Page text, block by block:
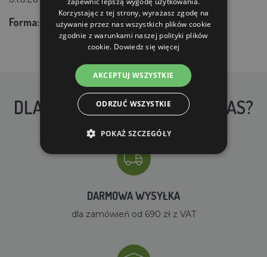
Forma: granulki - 3,2 mm
DLACZEGO WARTO KUPIĆ U NAS?
DARMOWA WYSYŁKA
dla zamówień od 690 zł z VAT
Korzystając z tej strony, wyrażasz zgodę na
używanie przez nas wszystkich plików cookie
zgodnie z warunkami naszej polityki plików
cookie. Dowiedz się więcej
AKCEPTUJ WSZYSTKIE
ODRZUĆ WSZYSTKIE
POKAŻ SZCZEGÓŁY